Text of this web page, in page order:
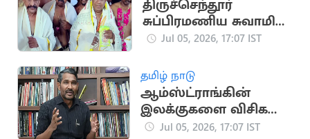
திருச்செந்தூர்
சுப்பிரமணிய சுவாமி
கோயிலில் அமைச்சர்
Jul 05, 2026, 17:07 IST
தமிழ் நாடு
ஆம்ஸ்ட்ராங்கின்
இலக்குகளை விசிக
வென்றெடுக்கும் -
Jul 05, 2026, 17:07 IST